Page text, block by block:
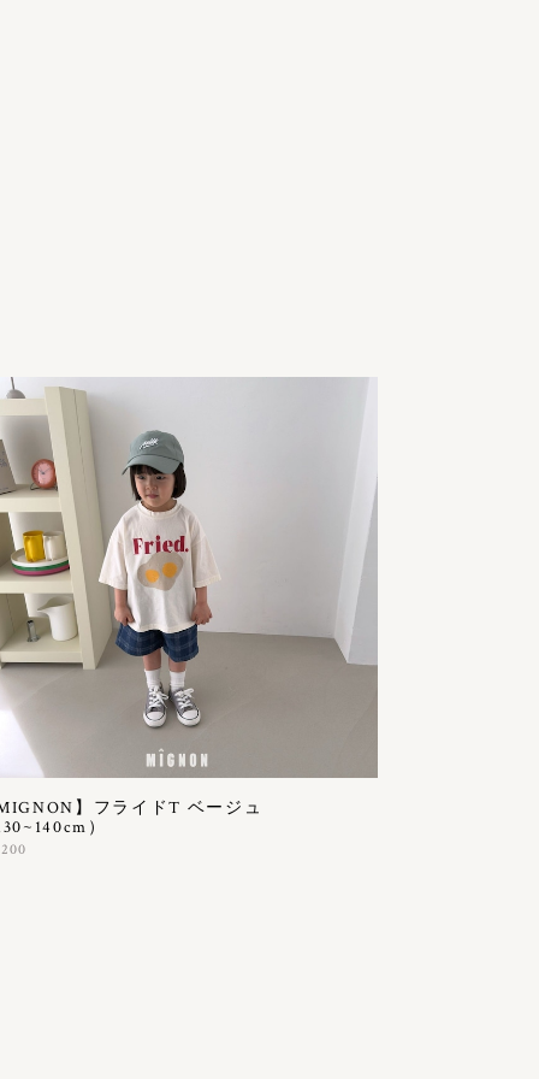
】フライドT ベージュ
）